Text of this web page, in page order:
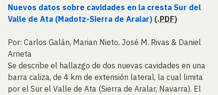
Nuevos datos sobre cavidades en la cresta Sur del
Valle de Ata (Madotz-Sierra de Aralar) (.PDF)
Por: Carlos Galán, Marian Nieto, José M. Rivas & Daniel
Arrieta
Se describe el hallazgo de dos nuevas cavidades en una
barra caliza, de 4 km de extensión lateral, la cual limita
por el Sur el Valle de Ata (Sierra de Aralar, Navarra). El